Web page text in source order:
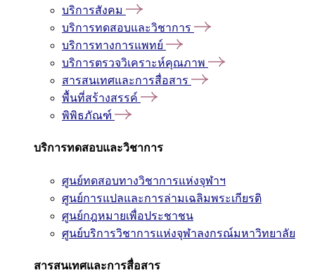
บริการสังคม
บริการทดสอบและวิชาการ
บริการทางการแพทย์
บริการตรวจวิเคราะห์คุณภาพ
สารสนเทศและการสื่อสาร
พื้นที่สร้างสรรค์
พิพิธภัณฑ์
บริการทดสอบและวิชาการ
ศูนย์ทดสอบทางวิชาการแห่งจุฬาฯ
ศูนย์การแปลและการล่ามเฉลิมพระเกียรติ
ศูนย์กฎหมายเพื่อประชาชน
ศูนย์บริการวิชาการแห่งจุฬาลงกรณ์มหาวิทยาลัย
สารสนเทศและการสื่อสาร